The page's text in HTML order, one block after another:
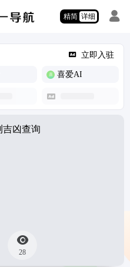
精简 详细
立即入驻
喜爱AI
28